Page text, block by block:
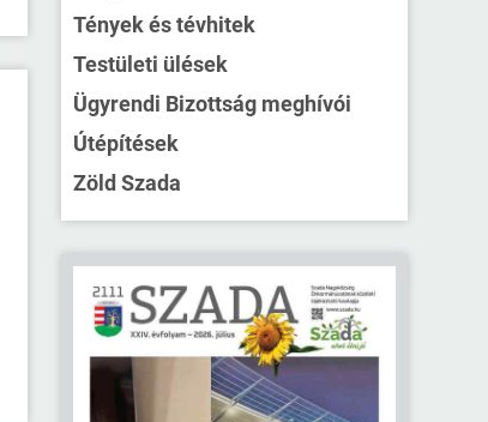
Tények és tévhitek
Testületi ülések
Ügyrendi Bizottság meghívói
Útépítések
Zöld Szada